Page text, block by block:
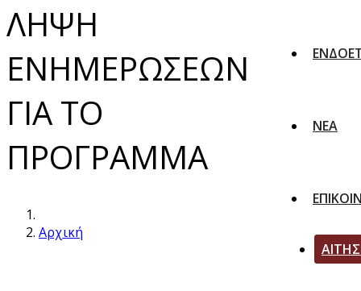
ΝΕΑ
ΛΗΨΗ
ΕΝΗΜΕΡΩΣΕΩΝ
ΓΙΑ ΤΟ
ΠΡΟΓΡΑΜΜΑ
Αρχική